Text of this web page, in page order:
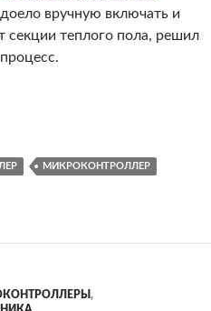
вручную включать и
секции теплого пола, решил
для теплого пола
МИКРОКОНТРОЛЛЕР
,